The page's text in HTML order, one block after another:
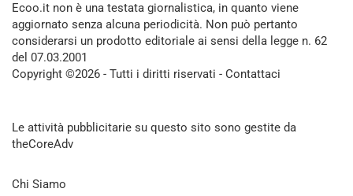
Ecoo.it non è una testata giornalistica, in quanto viene
aggiornato senza alcuna periodicità. Non può pertanto
considerarsi un prodotto editoriale ai sensi della legge n. 62
del 07.03.2001
Copyright ©2026 - Tutti i diritti riservati - Contattaci
Le attività pubblicitarie su questo sito sono gestite da
theCoreAdv
Chi Siamo